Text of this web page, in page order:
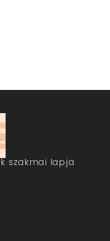
szakmai lapja